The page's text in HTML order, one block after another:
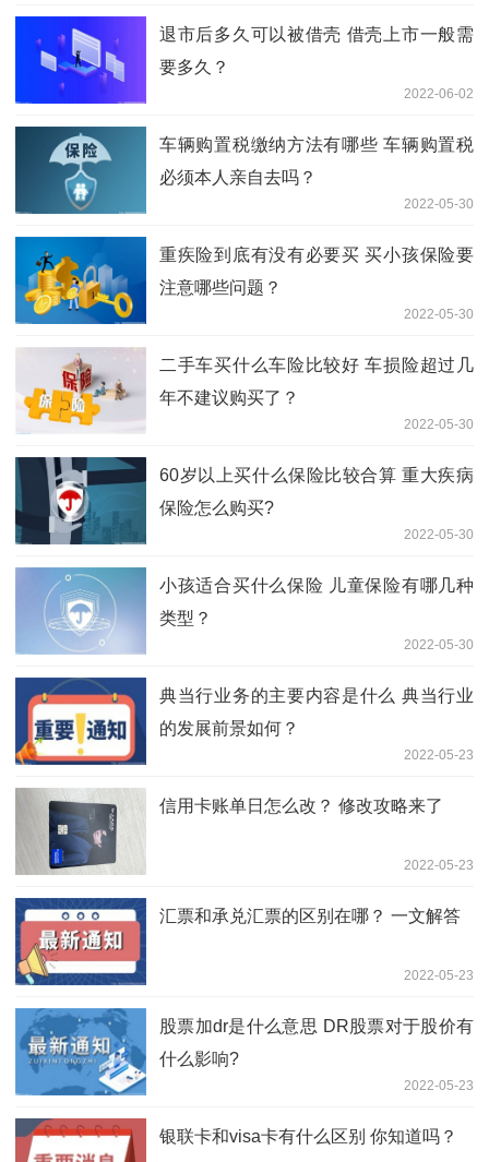
退市后多久可以被借壳 借壳上市一般需
要多久？
2022-06-02
车辆购置税缴纳方法有哪些 车辆购置税
必须本人亲自去吗？
2022-05-30
重疾险到底有没有必要买 买小孩保险要
注意哪些问题？
2022-05-30
二手车买什么车险比较好 车损险超过几
年不建议购买了？
2022-05-30
60岁以上买什么保险比较合算 重大疾病
保险怎么购买?
2022-05-30
小孩适合买什么保险 儿童保险有哪几种
类型？
2022-05-30
典当行业务的主要内容是什么 典当行业
的发展前景如何？
2022-05-23
信用卡账单日怎么改？ 修改攻略来了
2022-05-23
汇票和承兑汇票的区别在哪？ 一文解答
2022-05-23
股票加dr是什么意思 DR股票对于股价有
什么影响?
2022-05-23
银联卡和visa卡有什么区别 你知道吗？